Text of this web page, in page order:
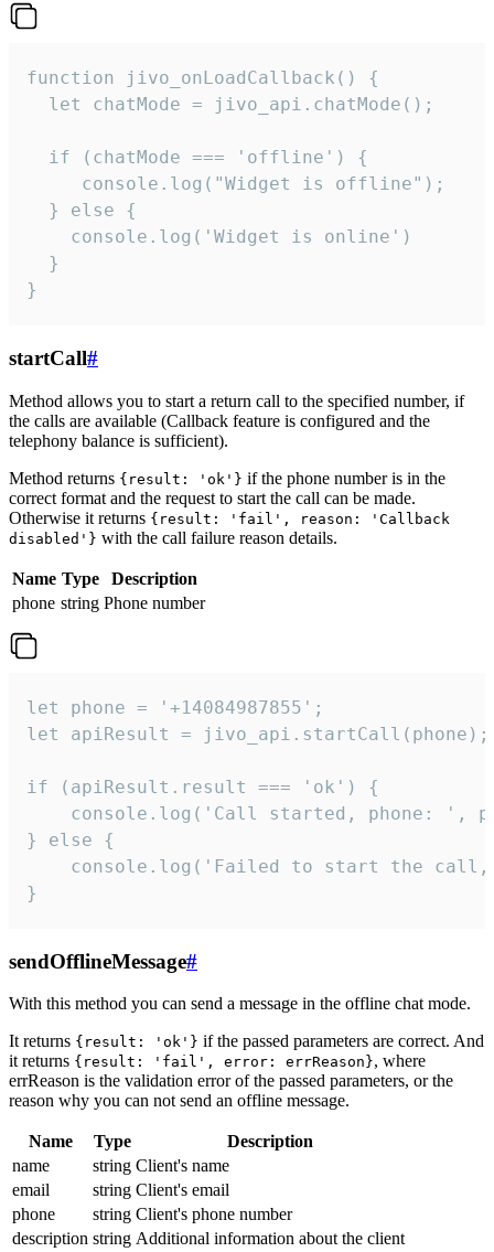
function jivo_onLoadCallback() {
  let chatMode = jivo_api.chatMode();
  if (chatMode === 'offline') {
     console.log("Widget is offline");
  } else {
    console.log('Widget is online')
  }
}
startCall#
Method allows you to start a return call to the specified number, if
the calls are available (Callback feature is configured and the
telephony balance is sufficient).
Method returns {result: 'ok'} if the phone number is in the
correct format and the request to start the call can be made.
Otherwise it returns {result: 'fail', reason: 'Callback
disabled'} with the call failure reason details.
Name Type
Description
phone string Phone number
let phone = '+14084987855';
let apiResult = jivo_api.startCall(phone);
if (apiResult.result === 'ok') {
console.log('Call started, phone: ',
} else {
console.log('Failed to start the
}
sendOfflineMessage#
With this method you can send a message in the offline chat mode.
It returns {result: 'ok'} if the passed parameters are correct. And
it returns {result: 'fail', error: errReason}, where
errReason is the validation error of the passed parameters, or the
reason why you can not send an offline message.
Name Type
Description
name
string Client's name
email
string Client's email
phone
string Client's phone number
description string Additional information about the client